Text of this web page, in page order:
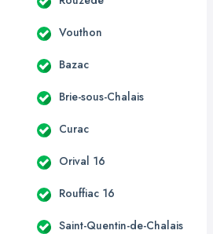
Vouthon
Bazac
Brie-sous-Chalais
Curac
Orival 16
Rouffiac 16
Saint-Quentin-de-Chalais